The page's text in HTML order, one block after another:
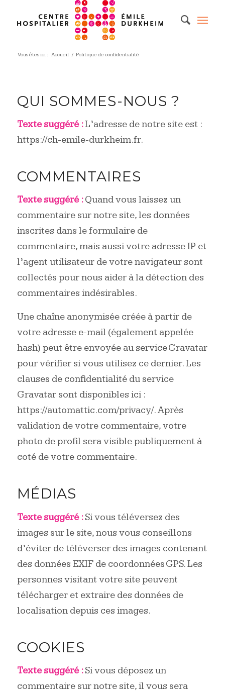
Vous êtes ici : Accueil / Politique de confidentialité
QUI SOMMES-NOUS ?
Texte suggéré :L’adresse de notre site est :
https://ch-emile-durkheim.fr.
COMMENTAIRES
Texte suggéré :Quand vous laissez un
commentaire sur notre site, les données
inscrites dans le formulaire de
commentaire, mais aussi votre adresse IP et
l’agent utilisateur de votre navigateur sont
collectés pour nous aider à la détection des
commentaires indésirables.
Une chaîne anonymisée créée à partir de
votre adresse e-mail (également appelée
hash) peut être envoyée au service Gravatar
pour vérifier si vous utilisez ce dernier. Les
clauses de confidentialité du service
Gravatar sont disponibles ici :
https://automattic.com/privacy/. Après
validation de votre commentaire, votre
photo de profil sera visible publiquement à
coté de votre commentaire.
MÉDIAS
Texte suggéré :Si vous téléversez des
images sur le site, nous vous conseillons
d’éviter de téléverser des images contenant
des données EXIF de coordonnées GPS. Les
personnes visitant votre site peuvent
télécharger et extraire des données de
localisation depuis ces images.
COOKIES
Texte suggéré :Si vous déposez un
commentaire sur notre site, il vous sera